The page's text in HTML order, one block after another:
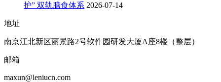
护” 双轨膳食体系 2026-07-14
地址
南京江北新区丽景路2号软件园研发大厦A座8楼（整层）
邮箱
maxun@leniucn.com